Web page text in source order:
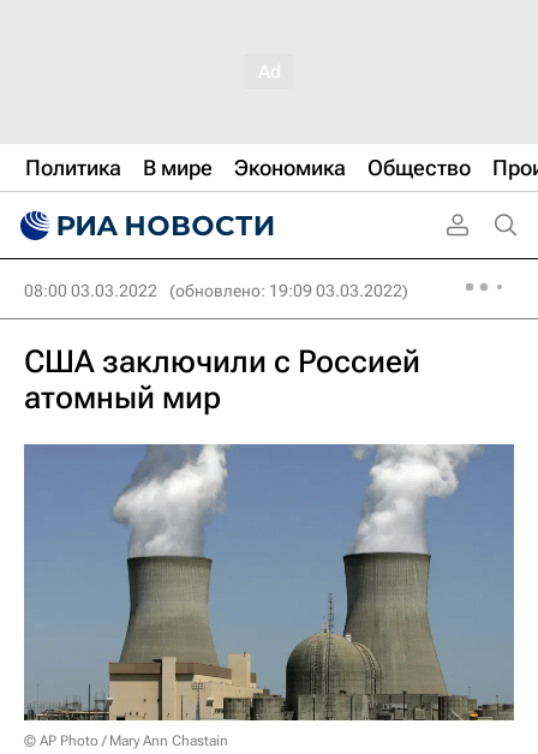
Политика В мире Экономика Общество
08:00 03.03.2022 (обновлено: 19:09 03.03.2022)
США заключили с Россией
атомный мир
© AP Photo / Mary Ann Chastain